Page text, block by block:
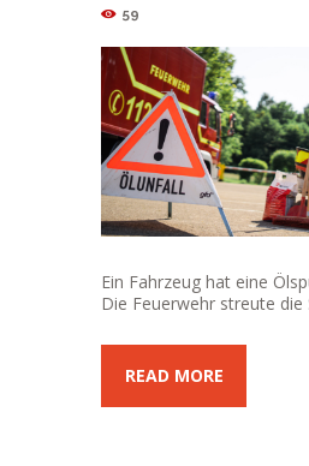
59
Ein Fahrzeug hat eine
Die Feuerwehr streute die
READ MORE